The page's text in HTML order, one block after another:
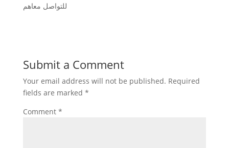
للتواصل معاهم
Submit a Comment
Your email address will not be published. Required
fields are marked *
Comment *